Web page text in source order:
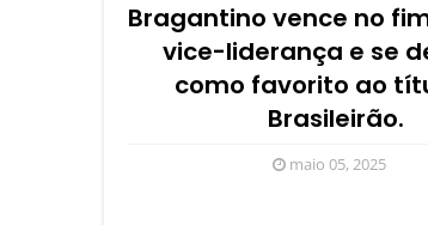
Bragantino vence no
vice-liderança e se
como favorito ao
Brasileirão.
maio 05, 2025